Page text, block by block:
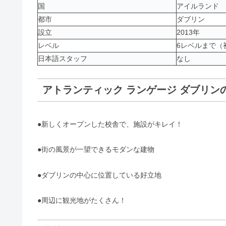
国
アイルランド
都市
ダブリン
設立
2013年
レベル
6レベルまで（
日本語スタッフ
なし
アトランティック ランゲージ ダブリン
●新しくオープンした校舎で、施設がキレイ！
●街の風景が一望できるモダンな建物
●ダブリンの中心に位置している好立地
●周辺に観光地がたくさん！